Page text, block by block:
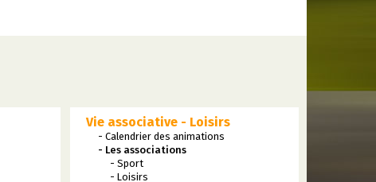
Vie associative - Loisirs
- Calendrier des animations
- Les associations
- Sport
- Loisirs